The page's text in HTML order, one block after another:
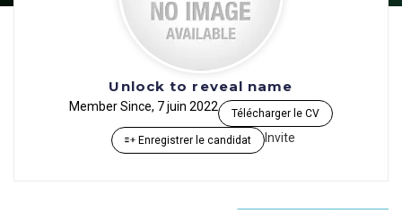
Unlock to reveal name
Member Since, 7 juin 2022 Télécharger le CV
Enregistrer le candidat Invite